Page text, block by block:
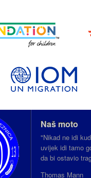
Naš moto
"Nikad ne idi
uvijek idi tamo
da bi ostavio
Thomas Mann